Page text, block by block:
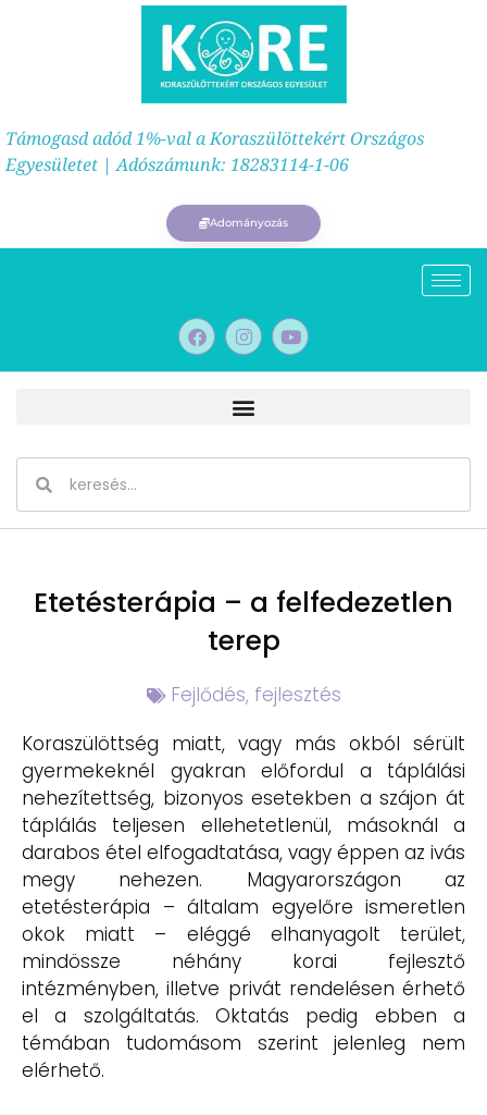
Támogasd adód 1%-val a Koraszülöttekért Országos
Egyesületet | Adószámunk: 18283114-1-06
Adományozás
Etetésterápia – a felfedezetlen
terep
Fejlődés, fejlesztés
Koraszülöttség miatt, vagy más okból sérült
gyermekeknél gyakran előfordul a táplálási
nehezítettség, bizonyos esetekben a szájon át
táplálás teljesen ellehetetlenül, másoknál a
darabos étel elfogadtatása, vagy éppen az ivás
megy nehezen. Magyarországon az
etetésterápia – általam egyelőre ismeretlen
okok miatt – eléggé elhanyagolt terület,
mindössze néhány korai fejlesztő
intézményben, illetve privát rendelésen érhető
el a szolgáltatás. Oktatás pedig ebben a
témában tudomásom szerint jelenleg nem
elérhető.